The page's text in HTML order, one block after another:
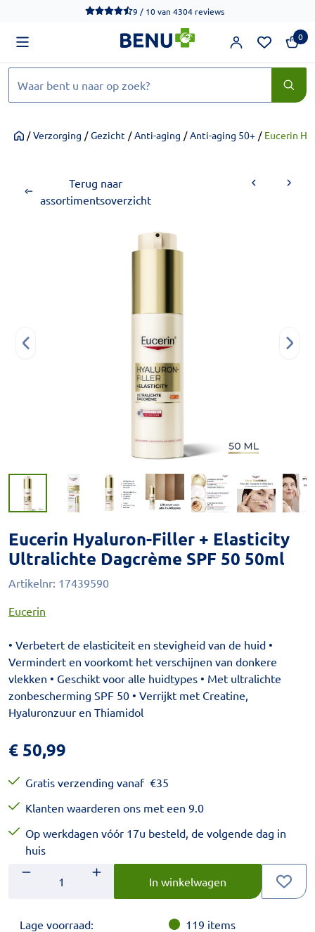
We werken momenteel hard aan het verbeteren van de
9 / 10van 4304 reviews
0
Home/ Verzorging / Gezicht / Anti-aging / Anti-aging 50+ / Eucerin
Terug naar
assortimentsoverzicht
Eucerin Hyaluron-Filler + Elasticity
Ultralichte Dagcrème SPF 50 50ml
Artikelnr: 17439590
Eucerin
• Verbetert de elasticiteit en stevigheid van de huid •
Vermindert en voorkomt het verschijnen van donkere
vlekken • Geschikt voor alle huidtypes • Met ultralichte
zonbescherming SPF 50 • Verrijkt met Creatine,
Hyaluronzuur en Thiamidol
€ 50,99
Gratis verzending vanaf €35
Klanten waarderen ons met een 9.0
Op werkdagen vóór 17u besteld, de volgende dag in
huis
Aantal
Voer het gewenste aantal in.
In winkelwagen
Lage voorraad: 119 items